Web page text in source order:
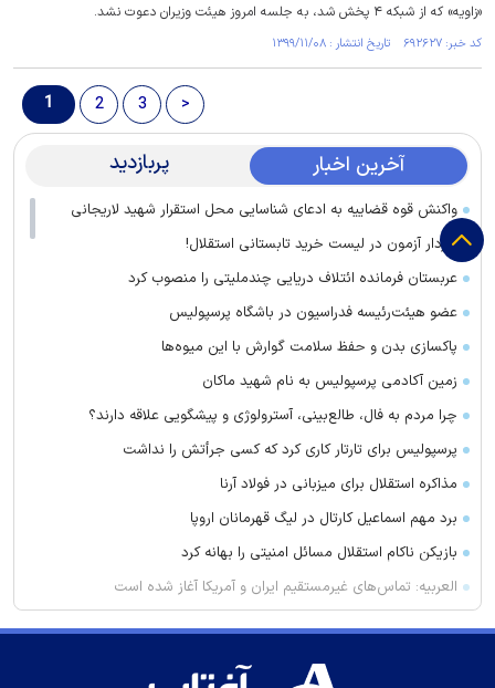
«زاویه» که از شبکه ۴ پخش شد، به جلسه امروز هیئت وزیران دعوت نشد.
کد خبر: ۶۹۲۶۲۷ تاریخ انتشار : ۱۳۹۹/۱۱/۰۸
1 2 3 >
آخرین اخبار پربازدید
واکنش قوه قضاییه به ادعای شناسایی محل استقرار شهید لاریجانی
سردار آزمون در لیست خرید تابستانی استقلال!
عربستان فرمانده ائتلاف دریایی چندملیتی را منصوب کرد
عضو هیئت‌رئیسه فدراسیون در باشگاه پرسپولیس
پاکسازی بدن و حفظ سلامت گوارش با این میوه‌ها
زمین آکادمی پرسپولیس به نام شهید ماکان
چرا مردم به فال، طالع‌بینی، آسترولوژی و پیشگویی علاقه دارند؟
پرسپولیس برای تارتار کاری کرد که کسی جرأتش را نداشت
مذاکره استقلال برای میزبانی در فولاد آرنا
برد مهم اسماعیل کارتال در لیگ قهرمانان اروپا
بازیکن ناکام استقلال مسائل امنیتی را بهانه کرد
العربیه: تماس‌های غیرمستقیم ایران و آمریکا آغاز شده است